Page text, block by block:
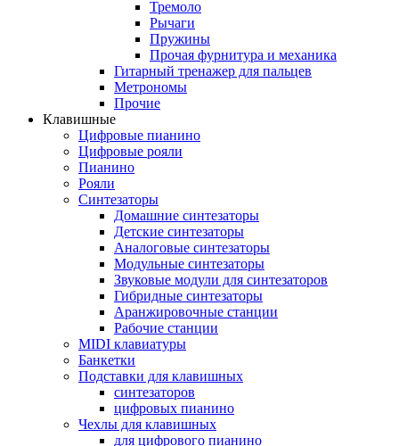
Тремоло
Рычаги
Пружины
Прочая фурнитура и механика
Гитарный тренажер для пальцев
Метрономы
Прочие
Клавишные
Цифровые пианино
Цифровые рояли
Пианино
Рояли
Синтезаторы
Домашние синтезаторы
Детские синтезаторы
Аналоговые синтезаторы
Модульные синтезаторы
Звуковые модули для синтезаторов
Гибридные синтезаторы
Аранжировочные станции
Рабочие станции
MIDI клавиатуры
Банкетки
Подставки для клавишных
синтезаторов
цифровых пианино
Чехлы для клавишных
для цифрового пианино